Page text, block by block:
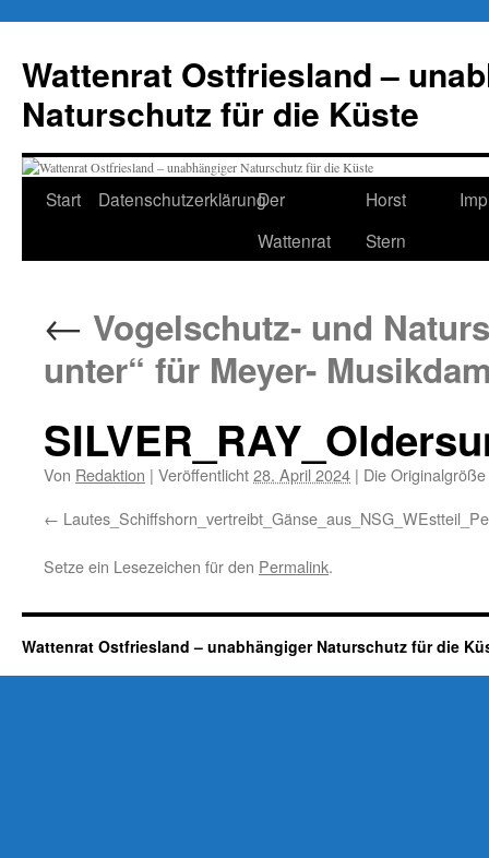
springen
Wattenrat Ostfriesland –
Naturschutz für die Küste
Start DatenschutzerklärungDer
Wattenrat
Horst
Stern
← Vogelschutz- und
unter“ für Meyer-
Von Redaktion | Veröffentlicht28. April 2024 | Die
Setze ein Lesezeichen für den Permalink.
Wattenrat Ostfriesland – unabhängiger Naturschutz für die